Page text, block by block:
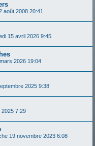
août 2008 20:41
15 avril 2026 9:45
2026 19:04
2025 9:38
2025 7:29
19 novembre 2023 6:08